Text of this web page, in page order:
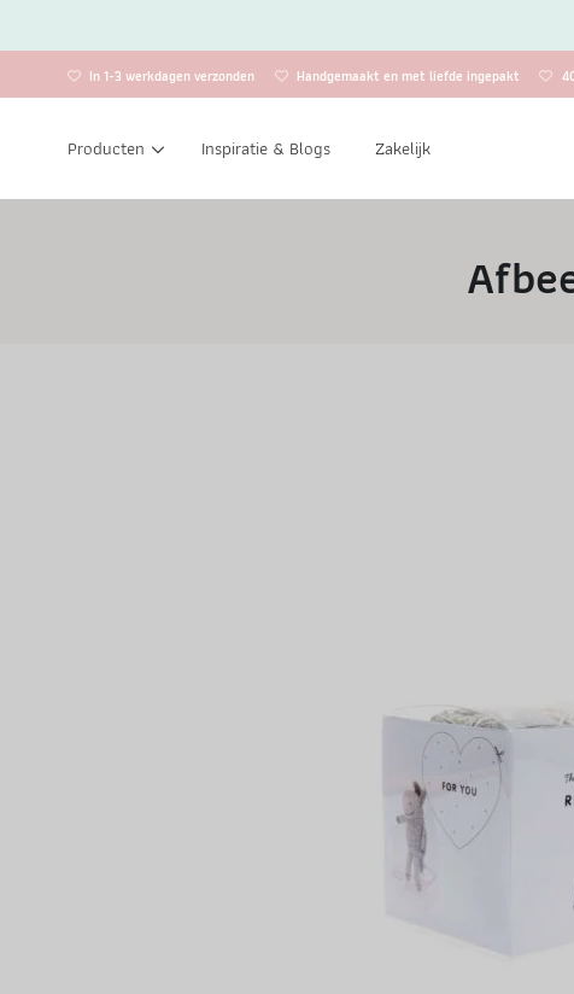
In 1-3 werkdagen verzonden Handgemaakt en met liefde ingepakt
Producten Inspiratie & Blogs Zakelijk